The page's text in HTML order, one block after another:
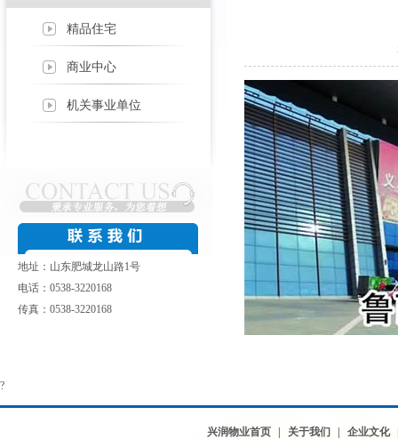
精品住宅
商业中心
机关事业单位
地址：山东肥城龙山路1号
电话：0538-3220168
传真：0538-3220168
?
兴润物业首页 关于我们 企业文化